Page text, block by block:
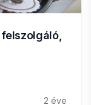
2 éve